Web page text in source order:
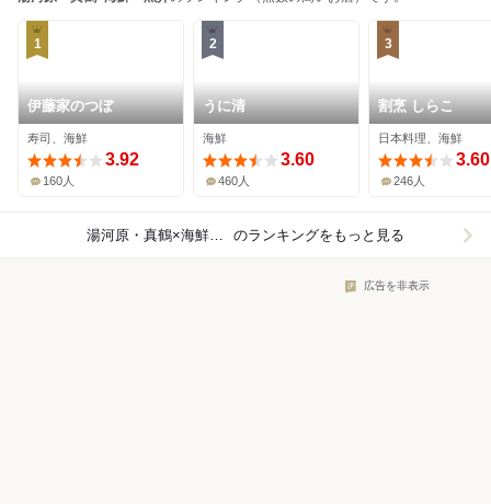
1
伊藤家のつぼ
寿司、海鮮
3.92
160人
2
うに清
海鮮
3.60
460人
3
割烹 しらこ
日本料理、海鮮
3.60
246人
湯河原・真鶴×海鮮・魚介 のランキングをもっと見る
広告を非表示